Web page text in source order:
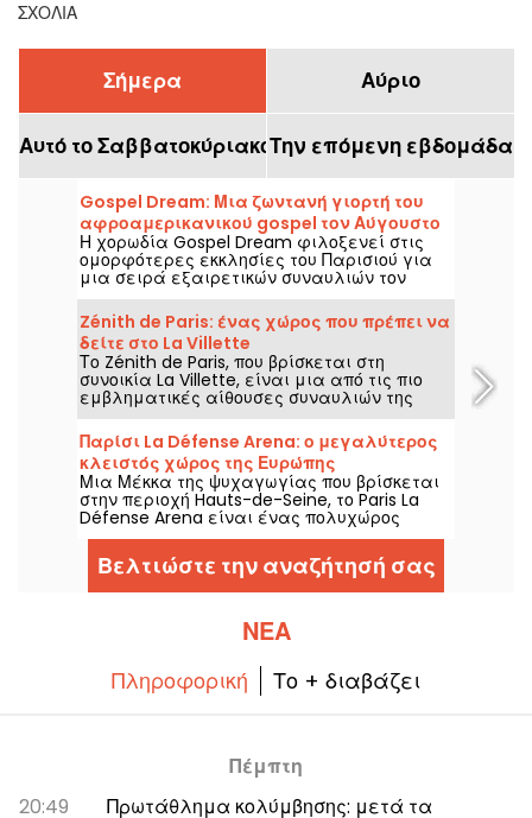
ΣΧΌΛΙΑ
Σήμερα Αύριο
Αυτό το ΣαββατοκύριακοΤην επόμενη εβδομάδα
Gospel Dream: Μια ζωντανή γιορτή του
αφροαμερικανικού gospel τον Αύγουστο
του 2026 στο Παρίσι
Η χορωδία Gospel Dream φιλοξενεί στις
ομορφότερες εκκλησίες του Παρισιού για
μια σειρά εξαιρετικών συναυλιών τον
Αύγουστο του 2026. Μια μοναδική μουσική
εμπειρία που γιορτάζει την ελπίδα, την
ενότητα και την ανθεκτικότητα μέσα από
τους αυθεντικούς ύμνους της
Αφροαμερικανικής Εκκλησίας.
Zénith de Paris: ένας χώρος που πρέπει να
δείτε στο La Villette
Το Zénith de Paris, που βρίσκεται στη
συνοικία La Villette, είναι μια από τις πιο
εμβληματικές αίθουσες συναυλιών της
πρωτεύουσας, χάρη στην ιστορία του και τις
πολλές παραστάσεις εθνικών και διεθνών
καλλιτεχνών.
Παρίσι La Défense Arena: ο μεγαλύτερος
κλειστός χώρος της Ευρώπης
Μια Μέκκα της ψυχαγωγίας που βρίσκεται
στην περιοχή Hauts-de-Seine, το Paris La
Défense Arena είναι ένας πολυχώρος
πολλαπλών χρήσεων που ενσαρκώνει την
τέλεια συγχώνευση των κόσμων της
μουσικής και του αθλητισμού. Αυτός ο
θεαματικός χώρος, που εγκαινιάστηκε τον
must για όλους τους οπαδούς των
συναυλιών και των μεγάλων αθλητικών
εκδηλώσεων της περιοχής.
Βελτιώστε την αναζήτησή σας
ΝΈΑ
Πληροφορική Το + διαβάζει
Πέμπτη
20:49
Πρωτάθλημα κολύμβησης: μετά τα